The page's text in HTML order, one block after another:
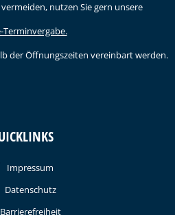
nutzen Sie gern unsere
Terminvergabe.
der Öffnungszeiten vereinbart werden.
Impressum
Datenschutz
Barrierefreiheit